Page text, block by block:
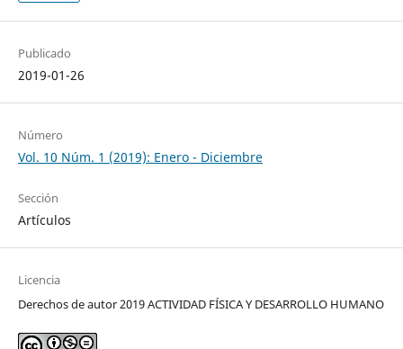
Publicado
2019-01-26
Número
Vol. 10 Núm. 1 (2019): Enero - Diciembre
Sección
Artículos
Licencia
Derechos de autor 2019 ACTIVIDAD FÍSICA Y DESARROLLO HUMANO